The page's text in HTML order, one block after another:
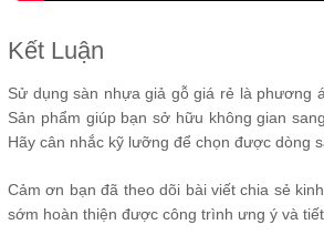
Kết Luận
Sử dụng sàn nhựa giả gỗ giá rẻ là phương
Sản phẩm giúp bạn sở hữu không gian
Hãy cân nhắc kỹ lưỡng để chọn được dòng
Cảm ơn bạn đã theo dõi bài viết chia sẻ
sớm hoàn thiện được công trình ưng ý và